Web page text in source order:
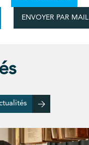
ENVOYER PAR MAIL